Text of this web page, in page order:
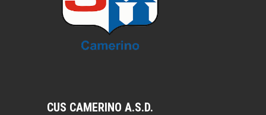
CUS CAMERINO A.S.D.